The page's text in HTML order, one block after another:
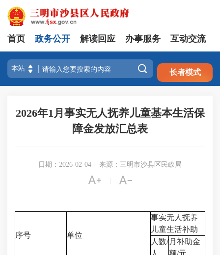
注册 登录
首页 政务公开 解读回应 办事服务 互动交流
 长者模式
2026年1月事实无人抚养儿童基本生活保
障金发放汇总表
日期：2026-02-04 来源：三明市沙县区民政局
 
序号 单位
事实无人抚养
儿童生活补助
人数/
人
月补助金
额/元